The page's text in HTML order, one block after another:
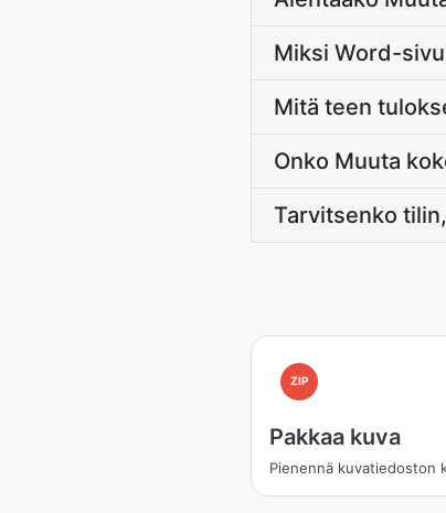
Miksi Word-
Mitä teen
Onko Muuta
Tarvitsenko
ZIP
Pakkaa kuva
Pienennä kuvatiedoston